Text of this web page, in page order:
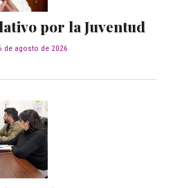
por la Juventud
de agosto de 2026